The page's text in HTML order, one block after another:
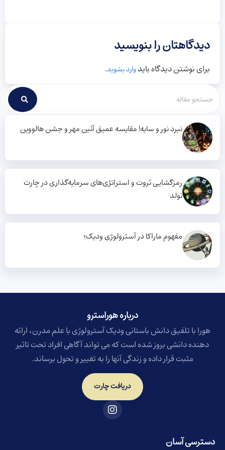
دیدگاهتان را بنویسید
برای نوشتن دیدگاه بایدوارد بشوید.
نبرد نور و سایه! مقایسه عمیق آئین مهر و جشن هالووین
رمزگشایی ثروت و استراتژی‌های سرمایه‌گذاری در چارت
تولد
مفهوم ماراکا در آسترولوژی ودیک؛
درباره هوراسترو​
هورا با تلفیق دانش باستانی ودیک آسترولوژی با علم مدرن، ارائه
دهنده دانشی بروز شده است که می تواند آگاهی افراد تحت تاثیر
مثبت قرار داده و زندگی آنها را به تغییر و تحول برساند.
دریافت چارت
دسترسی آسان